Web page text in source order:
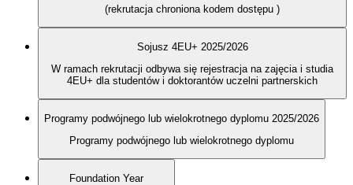
(rekrutacja chroniona kodem dostępu )
Sojusz 4EU+ 2025/2026
W ramach rekrutacji odbywa się rejestracja na zajęcia i studia
4EU+ dla studentów i doktorantów uczelni partnerskich
Programy podwójnego lub wielokrotnego dyplomu 2025/2026
Programy podwójnego lub wielokrotnego dyplomu
Foundation Year